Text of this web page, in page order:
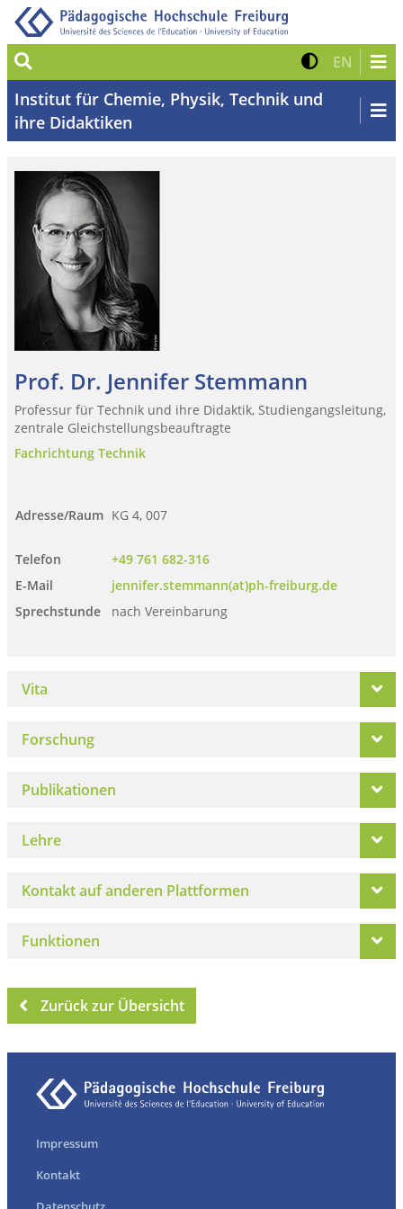
Suche Kontrast
EN Zur
Institut für Chemie, Physik, Technik und
ihre Didaktiken
Prof. Dr. Jennifer Stemmann
Professur für Technik und ihre Didaktik, Studiengangsleitung,
zentrale Gleichstellungsbeauftragte
Fachrichtung Technik
Adresse/Raum KG 4, 007
Telefon
+49 761 682-316
E-Mail
jennifer.stemmann(at)ph-freiburg.de
Sprechstunde
nach Vereinbarung
Vita
Forschung
Publikationen
Lehre
Kontakt auf anderen Plattformen
Funktionen
Zurück zur Übersicht
Impressum
Kontakt